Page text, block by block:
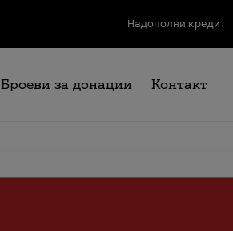
Надополни кредит
Броеви за донации Контакт